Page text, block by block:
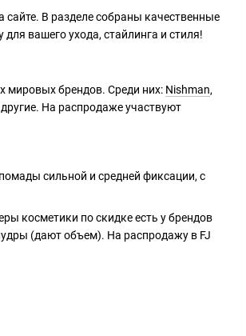
В разделе собраны качественные
вашего ухода, стайлинга и стиля!
мировых брендов. Среди них: Nishman,
На распродаже участвуют
сильной и средней фиксации, с
косметики по скидке есть у брендов
(дают объем). На распродажу в FJ